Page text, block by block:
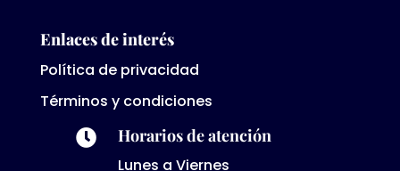
Enlaces de interés
Política de privacidad
Términos y condiciones

Horarios de atención
Lunes a Viernes